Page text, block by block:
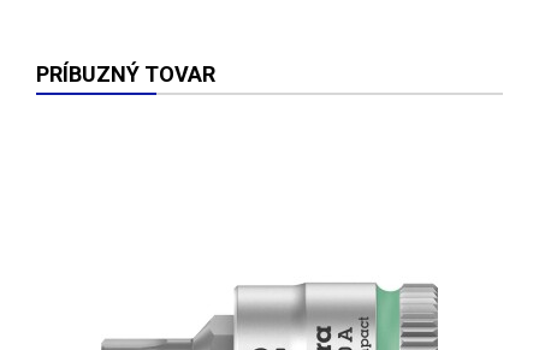
PRÍBUZNÝ TOVAR